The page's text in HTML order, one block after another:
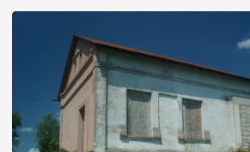
курінними та входили до Краснопільської
полку. За записами 1690 року […]